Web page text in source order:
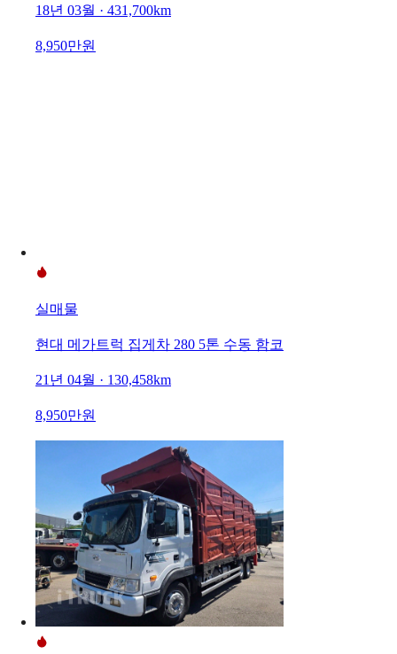
18년 03월 · 431,700km
8,950만원
실매물
현대 메가트럭 집게차 280 5톤 수동 함코
21년 04월 · 130,458km
8,950만원